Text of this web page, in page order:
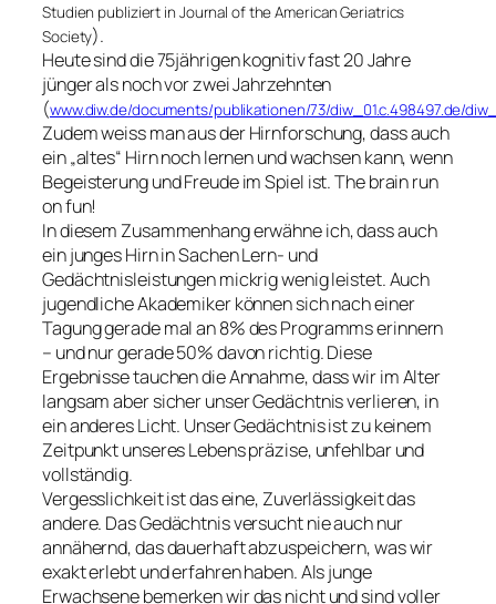
Studien publiziert in Journal of the American Geriatrics
Society).
Heute sind die 75jährigen kognitiv fast 20 Jahre
jünger als noch vor zwei Jahrzehnten
(www.diw.de/documents/publikationen/73/diw_01.c.498497.de/
Zudem weiss man aus der Hirnforschung, dass auch
ein „altes“ Hirn noch lernen und wachsen kann, wenn
Begeisterung und Freude im Spiel ist. The brain run
on fun!
In diesem Zusammenhang erwähne ich, dass auch
ein junges Hirn in Sachen Lern- und
Gedächtnisleistungen mickrig wenig leistet. Auch
jugendliche Akademiker können sich nach einer
Tagung gerade mal an 8% des Programms erinnern
– und nur gerade 50% davon richtig. Diese
Ergebnisse tauchen die Annahme, dass wir im Alter
langsam aber sicher unser Gedächtnis verlieren, in
ein anderes Licht. Unser Gedächtnis ist zu keinem
Zeitpunkt unseres Lebens präzise, unfehlbar und
vollständig.
Vergesslichkeit ist das eine, Zuverlässigkeit das
andere. Das Gedächtnis versucht nie auch nur
annähernd, das dauerhaft abzuspeichern, was wir
exakt erlebt und erfahren haben. Als junge
Erwachsene bemerken wir das nicht und sind voller